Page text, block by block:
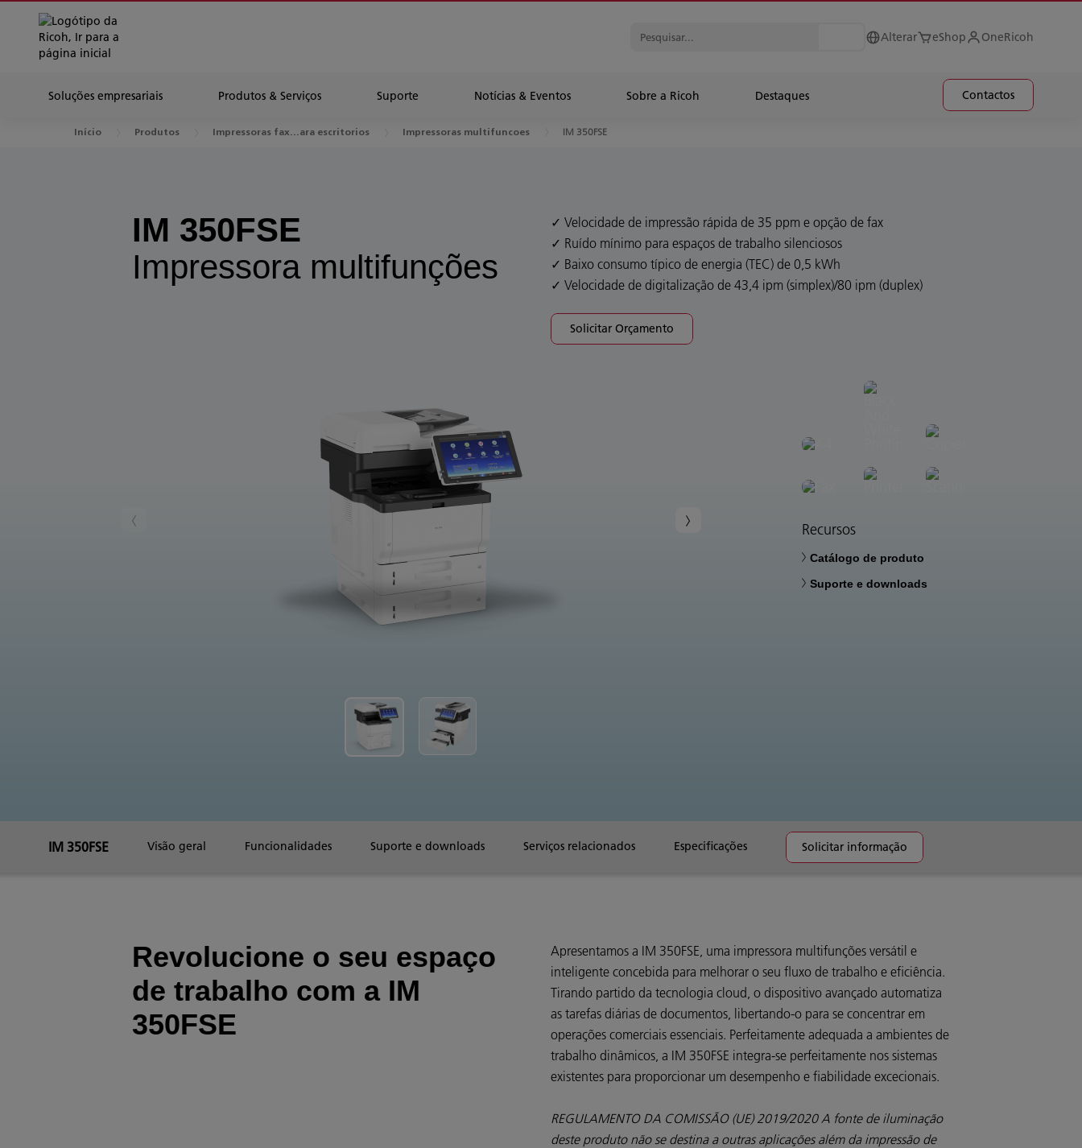
Alterar eShop OneRicoh
Soluções empresariais Produtos & Serviços Suporte Notícias & Eventos Sobre a Ricoh Destaques Contactos
Início Produtos Impressoras fax...ara escritorios Impressoras multifuncoes IM 350FSE
IM 350FSE
Impressora multifunções
Velocidade de impressão rápida de 35 ppm e opção de fax
Ruído mínimo para espaços de trabalho silenciosos
Baixo consumo típico de energia (TEC) de 0,5 kWh
Velocidade de digitalização de 43,4 ipm (simplex)/80 ipm (duplex)
Solicitar Orçamento
Recursos
Catálogo de produto
Suporte e downloads
IM 350FSE Visão geral Funcionalidades Suporte e downloads Serviços relacionados Especificações Solicitar informação
Revolucione o seu espaço
de trabalho com a IM
350FSE
Apresentamos a IM 350FSE, uma impressora multifunções versátil e
inteligente concebida para melhorar o seu fluxo de trabalho e eficiência.
Tirando partido da tecnologia cloud, o dispositivo avançado automatiza
as tarefas diárias de documentos, libertando-o para se concentrar em
operações comerciais essenciais. Perfeitamente adequada a ambientes de
trabalho dinâmicos, a IM 350FSE integra-se perfeitamente nos sistemas
existentes para proporcionar um desempenho e fiabilidade excecionais.
REGULAMENTO DA COMISSÃO (UE) 2019/2020 A fonte de iluminação
deste produto não se destina a outras aplicações além da impressão de